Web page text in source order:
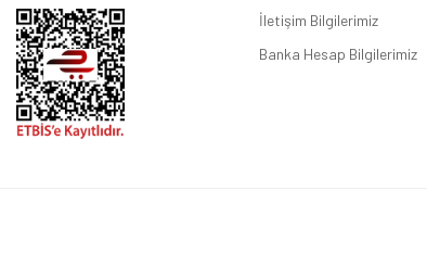
İletişim Bilgilerimiz
Banka Hesap Bilgilerimiz